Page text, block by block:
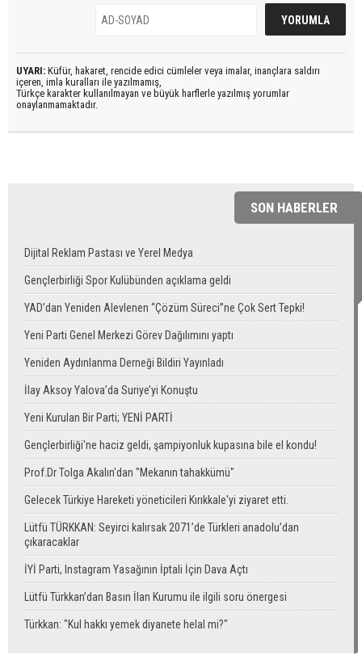
UYARI: Küfür, hakaret, rencide edici cümleler veya imalar, inançlara saldırı
içeren, imla kuralları ile yazılmamış,
Türkçe karakter kullanılmayan ve büyük harflerle yazılmış yorumlar
onaylanmamaktadır.
SON HABERLER
Dijital Reklam Pastası ve Yerel Medya
Gençlerbirliği Spor Kulübünden açıklama geldi
YAD’dan Yeniden Alevlenen “Çözüm Süreci”ne Çok Sert Tepki!
Yeni Parti Genel Merkezi Görev Dağılımını yaptı
Yeniden Aydınlanma Derneği Bildiri Yayınladı
İlay Aksoy Yalova’da Suriye’yi Konuştu
Yeni Kurulan Bir Parti; YENİ PARTİ
Gençlerbirliği'ne haciz geldi, şampiyonluk kupasına bile el kondu!
Prof.Dr Tolga Akalın'dan "Mekanın tahakkümü"
Gelecek Türkiye Hareketi yöneticileri Kırıkkale'yi ziyaret etti.
Lütfü TÜRKKAN: Seyirci kalırsak 2071’de Türkleri anadolu’dan
çıkaracaklar
İYİ Parti, Instagram Yasağının İptali İçin Dava Açtı
Lütfü Türkkan’dan Basın İlan Kurumu ile ilgili soru önergesi
Türkkan: "Kul hakkı yemek diyanete helal mi?"